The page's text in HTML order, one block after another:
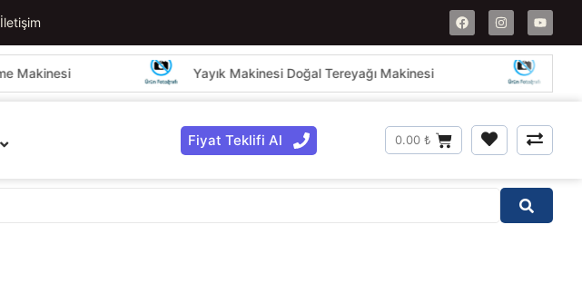
İletişim
Yayık Makinesi Doğal Tereyağı Makinesi Kestane Eleme
Fiyat Teklifi Al 0.00 ₺